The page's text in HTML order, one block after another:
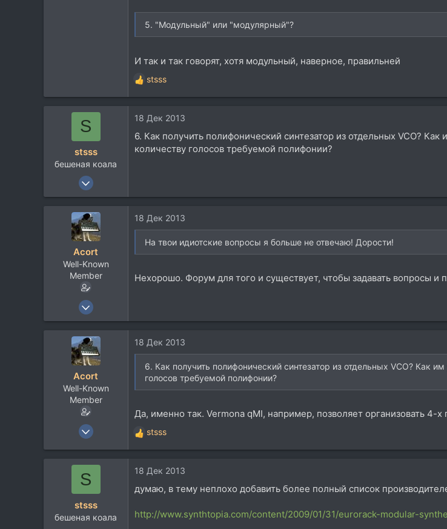
5. "Модульный" или "модулярный"?
И так и так говорят, хотя модульный, наверное, правильней
Р
е
к
и
и
stsss
S
stsss
бешеная коала
11 Июн 2013
18 Дек 2013
6. Как получить полифонический синтезатор из отдельных VCO?
количеству голосов требуемой полифонии?
Acort
Well-Known
Member
7 Апр 2010
18 Дек 2013
На твои идиотские вопросы я больше не отвечаю! Дорости!
Нехорошо. Форум для того и существует, чтобы задавать вопросы и
Acort
Well-Known
Member
7 Апр 2010
2.011
18 Дек 2013
6. Как получить полифонический синтезатор из отдельных VCO? Как
голосов требуемой полифонии?
Да, именно так. Vermona qMI, например, позволяет организовать 4-
Р
е
к
и
:
stsss
S
stsss
бешеная коала
18 Дек 2013
думаю, в тему неплохо добавить более полный список
http://www.synthtopia.com/content/2009/01/31/eurorack-modular-